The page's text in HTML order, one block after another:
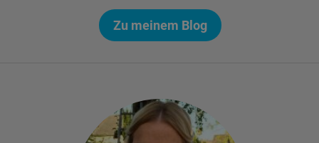
Zu meinem Blog